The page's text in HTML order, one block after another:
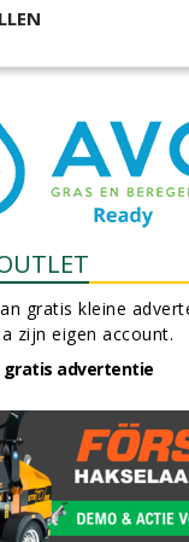
gratis kleine
zijn eigen account.
gratis advertentie